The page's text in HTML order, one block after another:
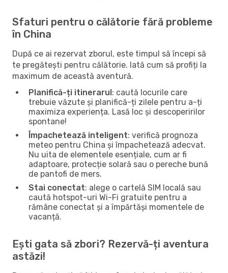
Sfaturi pentru o călătorie fără probleme
în China
După ce ai rezervat zborul, este timpul să începi să
te pregătești pentru călătorie. Iată cum să profiți la
maximum de această aventură.
Planifică-ți itinerarul: caută locurile care
trebuie văzute și planifică-ți zilele pentru a-ți
maximiza experiența. Lasă loc și descoperirilor
spontane!
Împachetează inteligent: verifică prognoza
meteo pentru China și împachetează adecvat.
Nu uita de elementele esențiale, cum ar fi
adaptoare, protecție solară sau o pereche bună
de pantofi de mers.
Stai conectat: alege o cartelă SIM locală sau
caută hotspot-uri Wi-Fi gratuite pentru a
rămâne conectat și a împărtăși momentele de
vacanță.
Ești gata să zbori? Rezervă-ți aventura
astăzi!